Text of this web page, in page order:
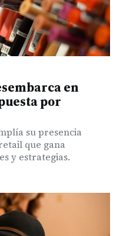
en
por
su presencia
que gana
y estrategias.